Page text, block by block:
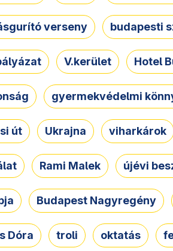
verseny budapesti
V.kerület Hotel
gyermekvédelmi
út Ukrajna viharkárok
Rami Malek újévi
Budapest Nagyregény
Dóra troli oktatás